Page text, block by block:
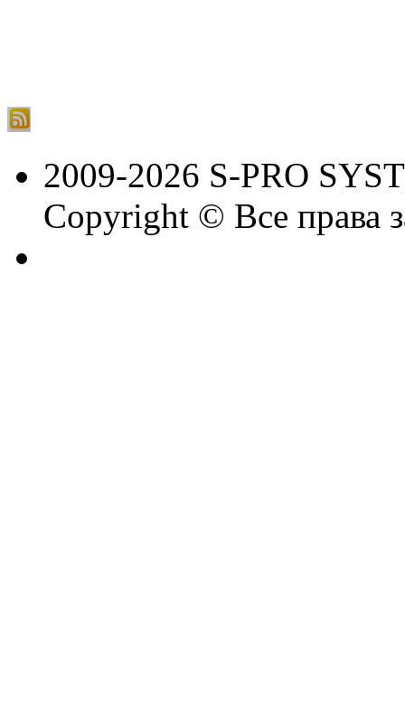
2009-2026 S-PRO
Copyright © Все права